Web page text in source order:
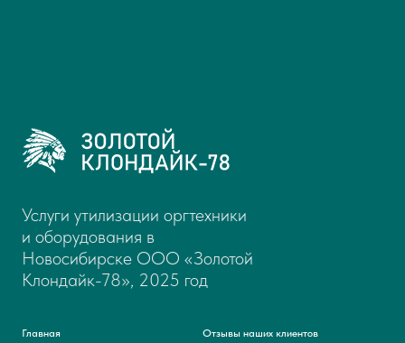
Услуги утилизации оргтехники
и оборудования в
Новосибирске ООО «Золотой
Клондайк-78», 2025 год
Главная Отзывы наших клиентов